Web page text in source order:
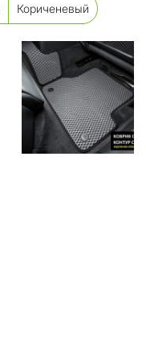
Кориченевый